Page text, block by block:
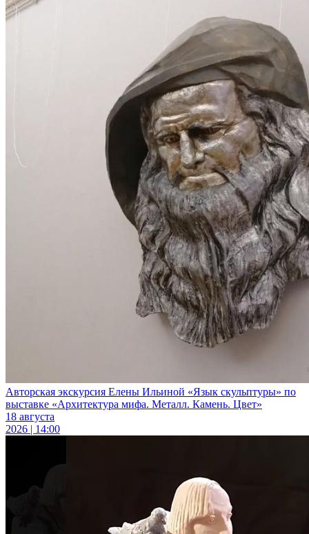
Авторская экскурсия Елены Ильиной «Язык скульптуры» по
выставке «Архитектура мифа. Металл. Камень. Цвет»
18 августа
2026 | 14:00